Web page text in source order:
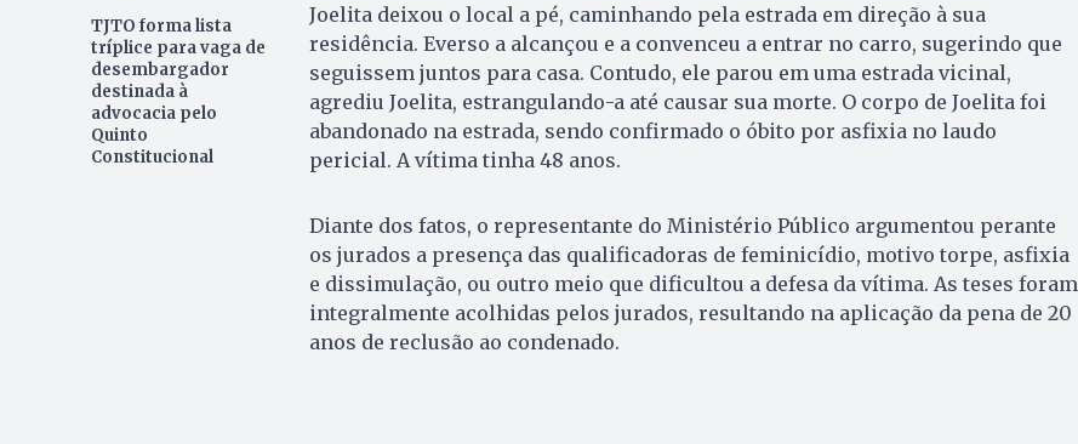
TJTO forma lista
tríplice para vaga de
desembargador
destinada à
advocacia pelo
Quinto
Constitucional
Joelita deixou o local a pé, caminhando pela estrada em direção à sua
residência. Everso a alcançou e a convenceu a entrar no carro, sugerindo que
seguissem juntos para casa. Contudo, ele parou em uma estrada vicinal,
agrediu Joelita, estrangulando-a até causar sua morte. O corpo de Joelita foi
abandonado na estrada, sendo confirmado o óbito por asfixia no laudo
pericial. A vítima tinha 48 anos.
Diante dos fatos, o representante do Ministério Público argumentou perante
os jurados a presença das qualificadoras de feminicídio, motivo torpe, asfixia
e dissimulação, ou outro meio que dificultou a defesa da vítima. As teses foram
integralmente acolhidas pelos jurados, resultando na aplicação da pena de 20
anos de reclusão ao condenado.